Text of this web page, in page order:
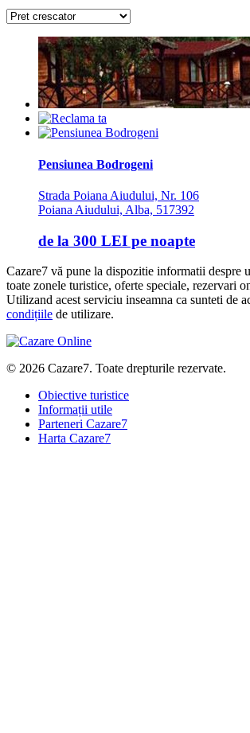
Pensiunea Bodrogeni
Strada Poiana Aiudului, Nr. 106
Poiana Aiudului, Alba, 517392
de la 300 LEI pe noapte
Cazare7 vă pune la dispozitie informatii despre
toate zonele turistice, oferte speciale, rezervari
Utilizand acest serviciu inseamna ca sunteti de
condițiile de utilizare.
© 2026 Cazare7. Toate drepturile rezervate.
Obiective turistice
Informații utile
Parteneri Cazare7
Harta Cazare7